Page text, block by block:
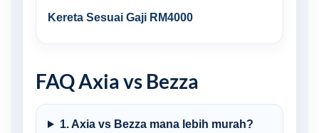
Kereta Sesuai Gaji RM4000
FAQ Axia vs Bezza
1. Axia vs Bezza mana lebih murah?